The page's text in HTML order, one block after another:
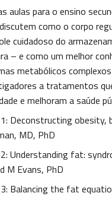
aulas para o ensino
como o corpo
cuidadoso do
– e como um melhor
metabólicos
a tratamentos
e melhoram a saúde
Deconstructing obesity,
MD, PhD
Understanding fat:
M Evans, PhD
Balancing the fat